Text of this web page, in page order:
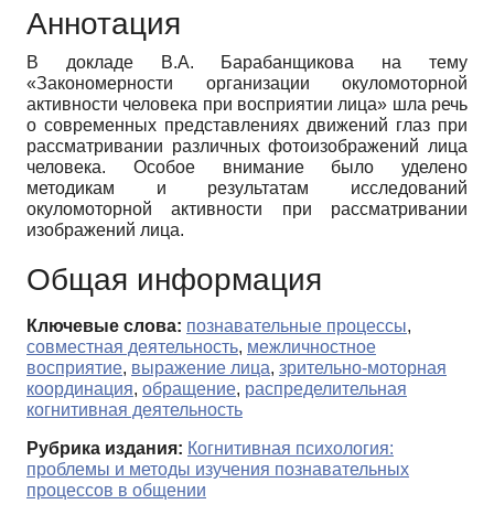
Аннотация
В докладе В.А. Барабанщикова на тему
«Закономерности организации окуломоторной
активности человека при восприятии лица» шла речь
о современных представлениях движений глаз при
рассматривании различных фотоизображений лица
человека. Особое внимание было уделено
методикам и результатам исследований
окуломоторной активности при рассматривании
изображений лица.
Общая информация
Ключевые слова: познавательные процессы,
совместная деятельность, межличностное
восприятие, выражение лица, зрительно-моторная
координация, обращение, распределительная
когнитивная деятельность
Рубрика издания: Когнитивная психология:
проблемы и методы изучения познавательных
процессов в общении